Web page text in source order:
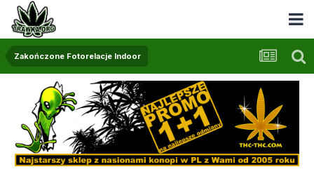
Zakończone Fotorelacje Indoor